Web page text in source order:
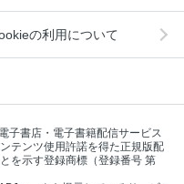
の利用について
子書店・電子書籍配信サービス
テンツ使用許諾を得た正規版配
を示す登録商標（登録番号 第